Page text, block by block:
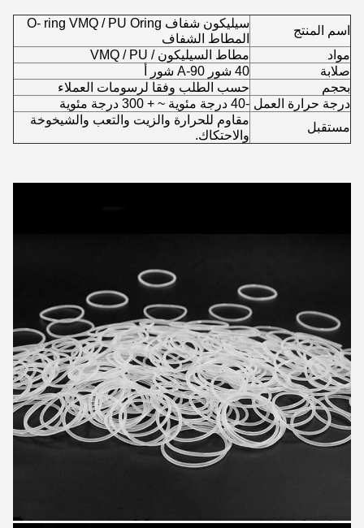
اسم المنتج
سيليكون شفاف O- ring VMQ / PU Oring
المطاط الشفاف
مواد
مطاط السيليكون / VMQ / PU
صلابة
40 شور A-90 شور أ
بحجم
حسب الطلب وفقا لرسومات العملاء
درجة حرارة العمل -40 درجة مئوية ~ + 300 درجة مئوية
مستقبل
مقاوم للحرارة والزيت والتعب والشيخوخة
والاحتكاك.